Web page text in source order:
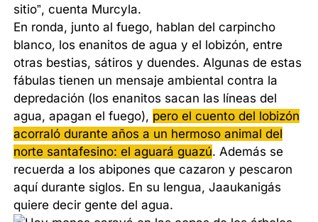
sitio”, cuenta Murcyla.
En ronda, junto al fuego, hablan del carpincho
blanco, los enanitos de agua y el lobizón, entre
otras bestias, sátiros y duendes. Algunas de estas
fábulas tienen un mensaje ambiental contra la
depredación (los enanitos sacan las líneas del
agua, apagan el fuego), pero el cuento del lobizón
acorraló durante años a un hermoso animal del
norte santafesino: el aguará guazú. Además se
recuerda a los abipones que cazaron y pescaron
aquí durante siglos. En su lengua, Jaaukanigás
quiere decir gente del agua.